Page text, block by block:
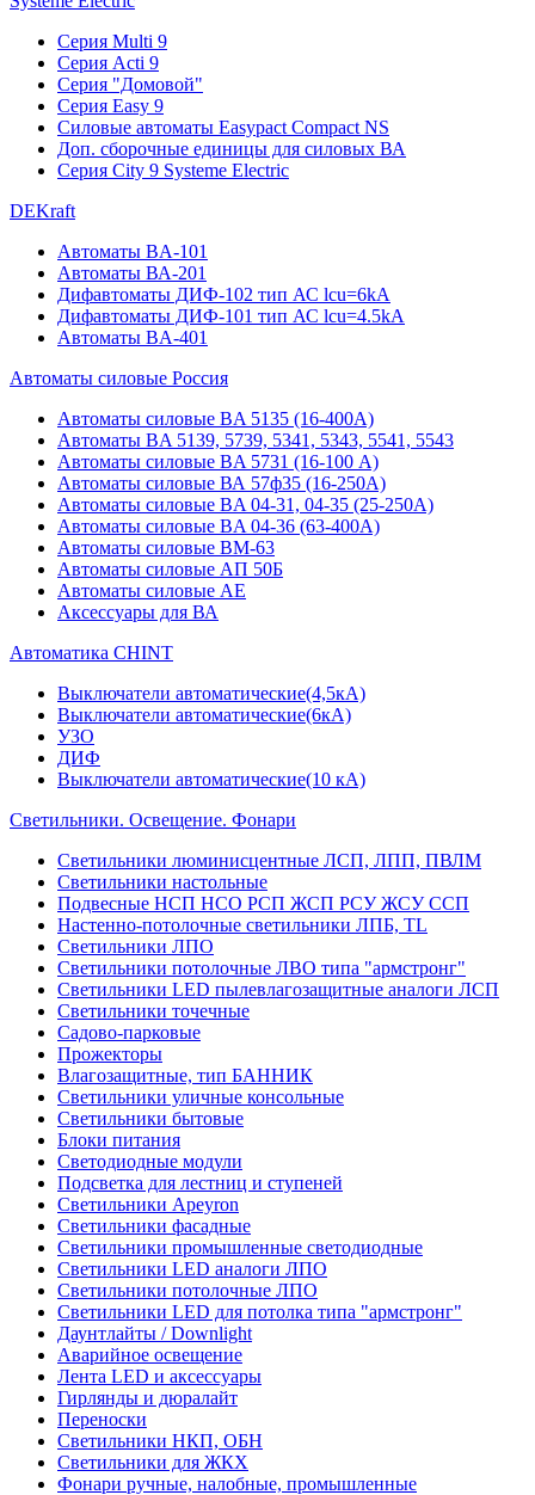
Серия Multi 9
Серия Acti 9
Серия "Домовой"
Серия Easy 9
Силовые автоматы Easypact Compact NS
Доп. сборочные единицы для силовых ВА
Серия City 9 Systeme Electric
DEKraft
Автоматы BA-101
Автоматы ВА-201
Дифавтоматы ДИФ-102 тип АС lcu=6kA
Дифавтоматы ДИФ-101 тип АС lcu=4.5kA
Автоматы BA-401
Автоматы силовые Россия
Автоматы силовые BA 5135 (16-400А)
Автоматы BA 5139, 5739, 5341, 5343, 5541, 5543
Автоматы силовые BA 5731 (16-100 А)
Автоматы силовые ВА 57ф35 (16-250А)
Автоматы силовые BA 04-31, 04-35 (25-250А)
Автоматы силовые BA 04-36 (63-400А)
Автоматы силовые ВМ-63
Автоматы силовые АП 50Б
Автоматы силовые АЕ
Аксессуары для ВА
Автоматика CHINT
Выключатели автоматические(4,5кА)
Выключатели автоматические(6кА)
УЗО
ДИФ
Выключатели автоматические(10 кА)
Светильники. Освещение. Фонари
Светильники люминисцентные ЛСП, ЛПП, ПВЛМ
Светильники настольные
Подвесные НСП НСО РСП ЖСП РСУ ЖСУ ССП
Настенно-потолочные светильники ЛПБ, TL
Светильники ЛПО
Светильники потолочные ЛВО типа "армстронг"
Светильники LED пылевлагозащитные аналоги ЛСП
Светильники точечные
Садово-парковые
Прожекторы
Влагозащитные, тип БАННИК
Светильники уличные консольные
Светильники бытовые
Блоки питания
Светодиодные модули
Подсветка для лестниц и ступеней
Светильники Apeyron
Светильники фасадные
Светильники промышленные светодиодные
Светильники LED аналоги ЛПО
Светильники потолочные ЛПО
Светильники LED для потолка типа "армстронг"
Даунтлайты / Downlight
Аварийное освещение
Лента LED и аксессуары
Гирлянды и дюралайт
Переноски
Светильники НКП, ОБН
Светильники для ЖКХ
Фонари ручные, налобные, промышленные